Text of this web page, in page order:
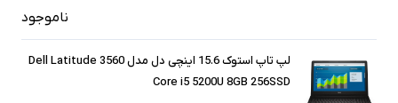
ناموجود
لپ تاپ استوک 15.6 اینچی دل مدل Dell Latitude 3560
Core i5 5200U 8GB 256SSD